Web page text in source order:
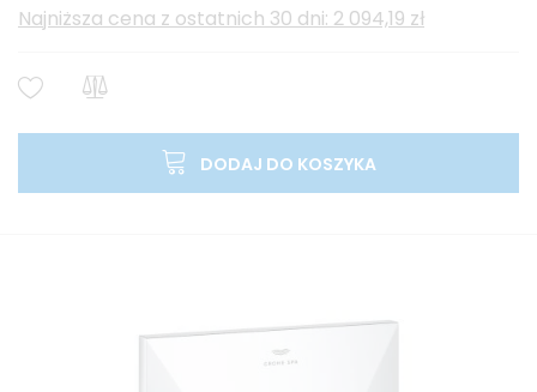
Najniższa cena z ostatnich 30 dni: 2 094,19 zł
DODAJ DO KOSZYKA